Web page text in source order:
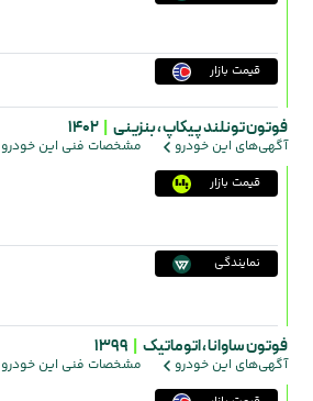
قیمت بازار
فوتون تونلند پیکاپ ،بنزینی 1402
آگهی‌های این خودرو مشخصات فنی این خودرو
قیمت بازار
نمایندگی
فوتون ساوانا ،اتوماتیک 1399
آگهی‌های این خودرو مشخصات فنی این خودرو